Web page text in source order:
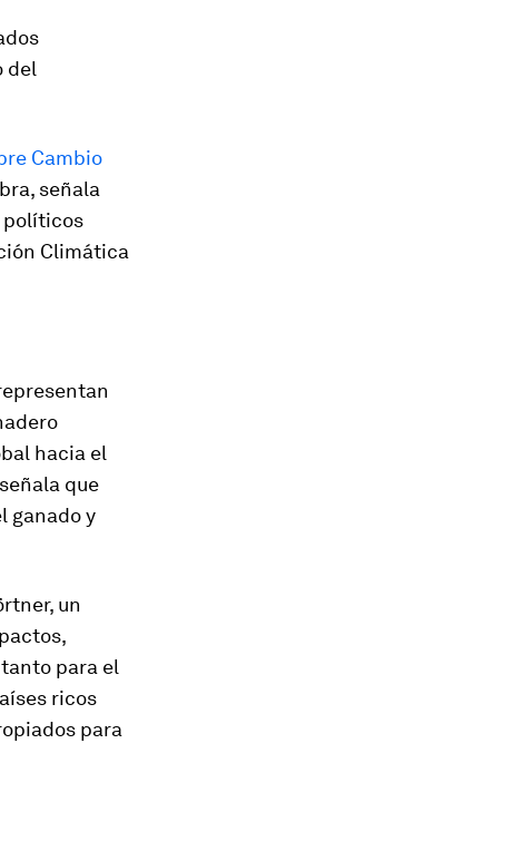
del
Cambio
señala
políticos
Climática
hacia el
que
ganado y
un
para el
ricos
para